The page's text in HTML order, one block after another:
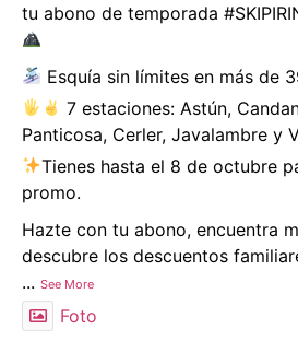
tu abono de temporada
Esquía sin límites en más de
7 estaciones: Astún,
Panticosa, Cerler, Javalambre y
Tienes hasta el 8 de octubre
promo.
Hazte con tu abono, encuentra
descubre los descuentos
... See More
Foto